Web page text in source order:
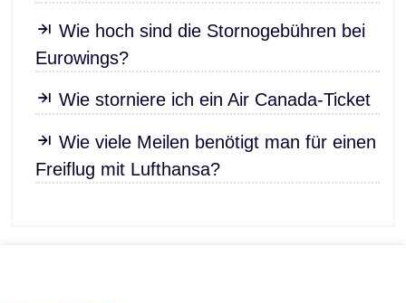
Wie hoch sind die Stornogebühren bei
Eurowings?
Wie storniere ich ein Air Canada-Ticket
Wie viele Meilen benötigt man für einen
Freiflug mit Lufthansa?